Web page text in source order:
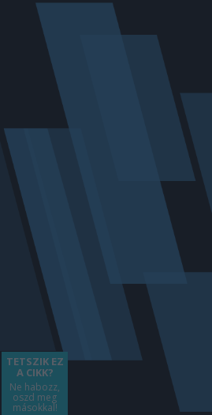
TETSZIK EZ
A CIKK?
Ne habozz,
oszd meg
másokkal!